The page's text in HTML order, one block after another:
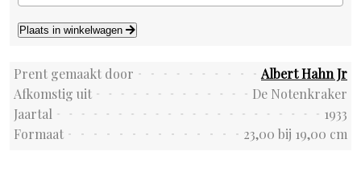
Plaats in winkelwagen
Prent gemaakt door
Albert Hahn Jr
Afkomstig uit
De Notenkraker
Jaartal
1933
Formaat
23,00 bij 19,00 cm